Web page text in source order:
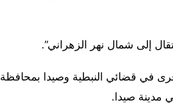
إلى شمال نهر الزهراني”.
ويمر عبر بلدات وقرى في قضائي النبطية وصيدا بمحافظة
مدينة صيدا.